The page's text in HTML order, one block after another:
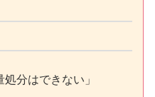
処分はできない」